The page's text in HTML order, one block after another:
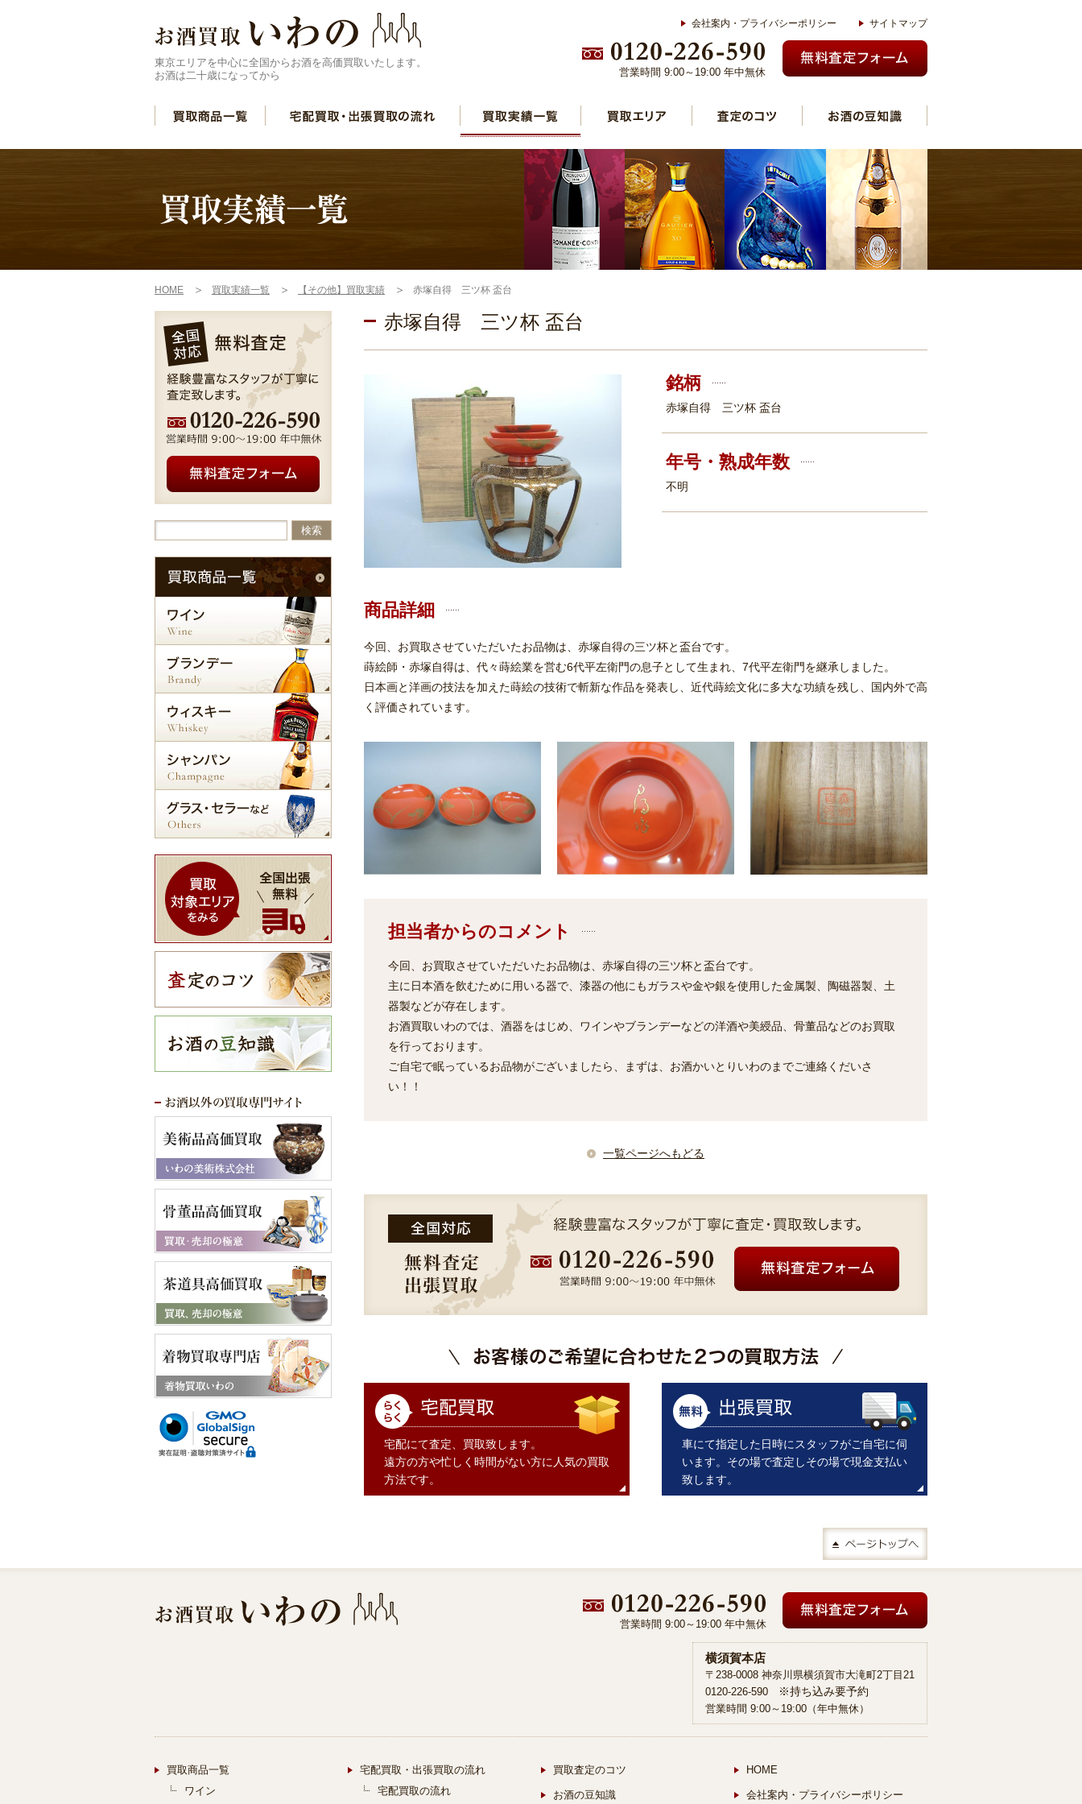
東京エリアを中心に全国からお酒を高価買取いたします。
お酒は二十歳になってから
会社案内・プライバシーポリシー サイトマップ
営業時間 9:00～19:00 年中無休
HOME 買取実績一覧 【その他】買取実績 赤塚自得 三ツ杯 盃台
赤塚自得 三ツ杯 盃台
銘柄
赤塚自得 三ツ杯 盃台
年号・熟成年数
不明
商品詳細
今回、お買取させていただいたお品物は、赤塚自得の三ツ杯と盃台です。
蒔絵師・赤塚自得は、代々蒔絵業を営む6代平左衛門の息子として生まれ、7代平左衛門を継承しました。
日本画と洋画の技法を加えた蒔絵の技術で斬新な作品を発表し、近代蒔絵文化に多大な功績を残し、国内外で高
く評価されています。
担当者からのコメント
今回、お買取させていただいたお品物は、赤塚自得の三ツ杯と盃台です。
主に日本酒を飲むために用いる器で、漆器の他にもガラスや金や銀を使用した金属製、陶磁器製、土
器製などが存在します。
お酒買取いわのでは、酒器をはじめ、ワインやブランデーなどの洋酒や美綬品、骨董品などのお買取
を行っております。
ご自宅で眠っているお品物がございましたら、まずは、お酒かいとりいわのまでご連絡くだいさ
い！！
一覧ページへもどる
宅配にて査定、買取致します。
遠方の方や忙しく時間がない方に人気の買取
方法です。
車にて指定した日時にスタッフがご自宅に伺
います。その場で査定しその場で現金支払い
致します。
営業時間 9:00～19:00 年中無休
横須賀本店
〒238-0008 神奈川県横須賀市大滝町2丁目21
0120-226-590
※持ち込み要予約
営業時間 9:00～19:00（年中無休）
買取商品一覧
ワイン
宅配買取・出張買取の流れ
宅配買取の流れ
買取査定のコツ
お酒の豆知識
HOME
会社案内・プライバシーポリシー